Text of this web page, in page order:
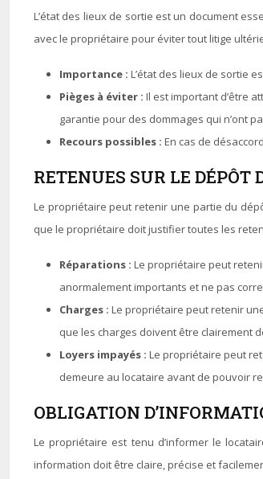
L’état des lieux de sortie est un document
avec le propriétaire pour éviter tout litige
Importance : L’état des lieux de sortie
Pièges à éviter : Il est important d’être
garantie pour des dommages qui n’ont
Recours possibles : En cas de
RETENUES SUR LE
Le propriétaire peut retenir une partie du
que le propriétaire doit justifier toutes les
Réparations : Le propriétaire peut
anormalement importants et ne pas
Charges : Le propriétaire peut retenir
que les charges doivent être clairement
Loyers impayés : Le propriétaire peut
demeure au locataire avant de pouvoir
OBLIGATION
Le propriétaire est tenu d’informer le
information doit être claire, précise et